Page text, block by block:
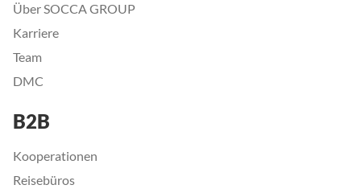
Über SOCCA GROUP
Karriere
Team
DMC
B2B
Kooperationen
Reisebüros